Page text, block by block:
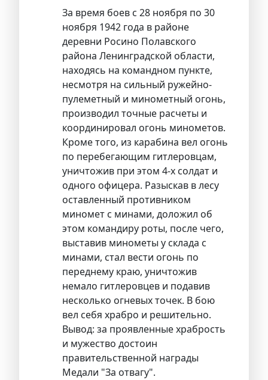
За время боев с 28 ноября по 30
ноября 1942 года в районе
деревни Росино Полавского
района Ленинградской области,
находясь на командном пункте,
несмотря на сильный ружейно-
пулеметный и минометный огонь,
производил точные расчеты и
координировал огонь минометов.
Кроме того, из карабина вел огонь
по перебегающим гитлеровцам,
уничтожив при этом 4-х солдат и
одного офицера. Разыскав в лесу
оставленный противником
миномет с минами, доложил об
этом командиру роты, после чего,
выставив минометы у склада с
минами, стал вести огонь по
переднему краю, уничтожив
немало гитлеровцев и подавив
несколько огневых точек. В бою
вел себя храбро и решительно.
Вывод: за проявленные храбрость
и мужество достоин
правительственной награды
Медали "За отвагу".